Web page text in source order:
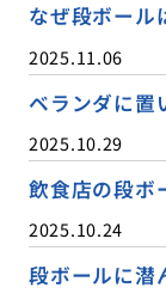
なぜ段ボール
2025.11.06
ベランダに置
2025.10.29
飲食店の段ボ
2025.10.24
段ボールに潜